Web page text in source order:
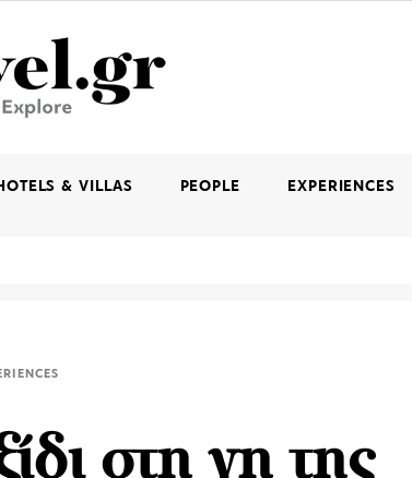
& VILLAS PEOPLE EXPERIENCES
στη γη της